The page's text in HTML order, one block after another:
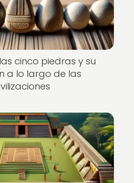
cinco piedras y su
a lo largo de las